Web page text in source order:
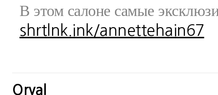
В этом салоне самые
shrtlnk.ink/annettehain67
Orval